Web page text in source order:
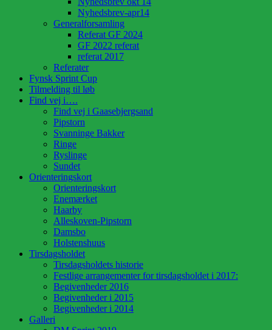
Nyhedsbrev-apr14
Generalforsamling
Referat GF 2024
GF 2022 referat
referat 2017
Referater
Fynsk Sprint Cup
Tilmelding til løb
Find vej i….
Find vej i Gaasebjergsand
Pipstorn
Svanninge Bakker
Ringe
Ryslinge
Sundet
Orienteringskort
Orienteringskort
Enemærket
Haarby
Alleskoven-Pipstorn
Damsbo
Holstenshuus
Tirsdagsholdet
Tirsdagsholdets historie
Festlige arrangementer for tirsdagsholdet i 2017:
Begivenheder 2016
Begivenheder i 2015
Begivenheder i 2014
Galleri